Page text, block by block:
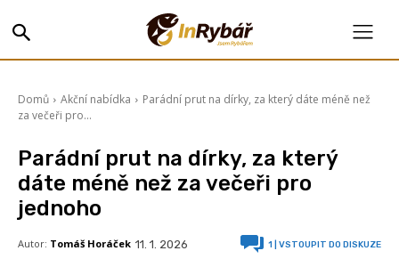
Domů Akční nabídka
Parádní prut na dírky, za který dáte méně než
za večeři pro...
Parádní prut na dírky, za který
dáte méně než za večeři pro
jednoho
Autor: Tomáš Horáček 11. 1. 2026 1 | VSTOUPIT DO DISKUZE